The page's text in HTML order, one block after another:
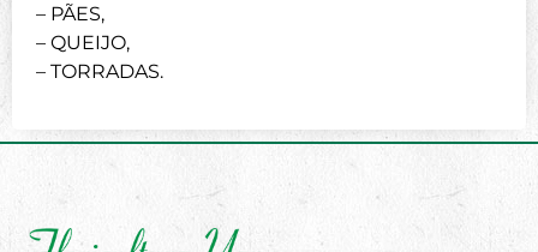
– PÃES,
– QUEIJO,
– TORRADAS.